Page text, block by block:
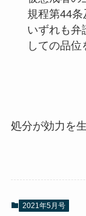
規程第44
いずれも弁
しての品位
処分が効力を
2021年5月号